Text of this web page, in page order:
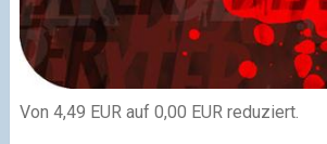
Von 4,49 EUR auf 0,00 EUR reduziert.